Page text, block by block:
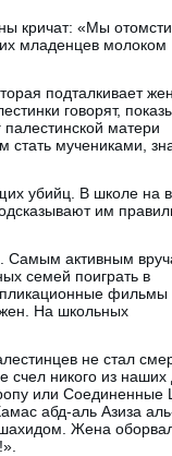
кричат: «Мы
младенцев молоком
подталкивает
говорят,
матери
мучениками,
убийц. В школе на
им
Самым активным
семей поиграть в
фильмы
На школьных
не стал
никого из наших
или Соединенные
абд-аль Азиза
Жена